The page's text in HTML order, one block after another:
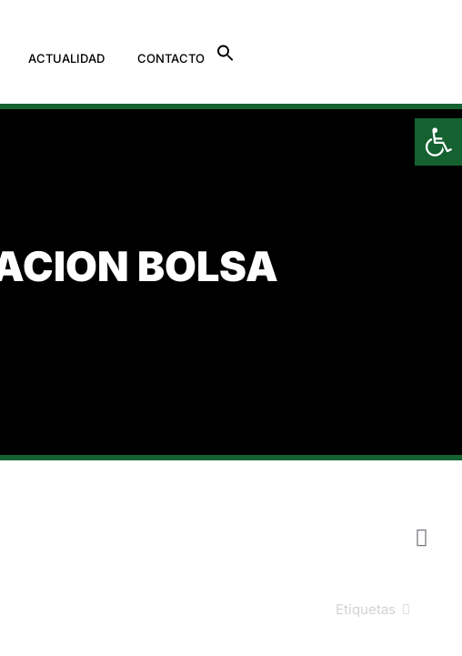
ACTUALIDAD CONTACTO
BOLSA
Etiquetas